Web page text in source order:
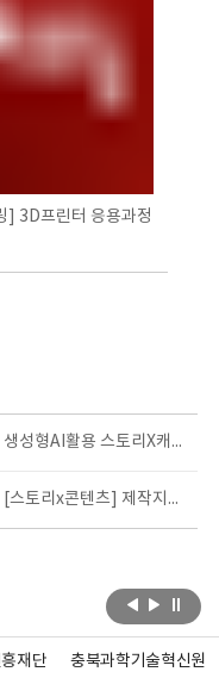
] 3D프린터 응용과정
2025 충북콘텐츠코리아랩 생성형AI활용 스토리X캐릭터 교육과정 모집 공고(연장)
2025 충북콘텐츠코리아랩 [스토리x콘텐츠] 제작지원사업 최종 합격자 안내
재단 충북과학기술혁신원